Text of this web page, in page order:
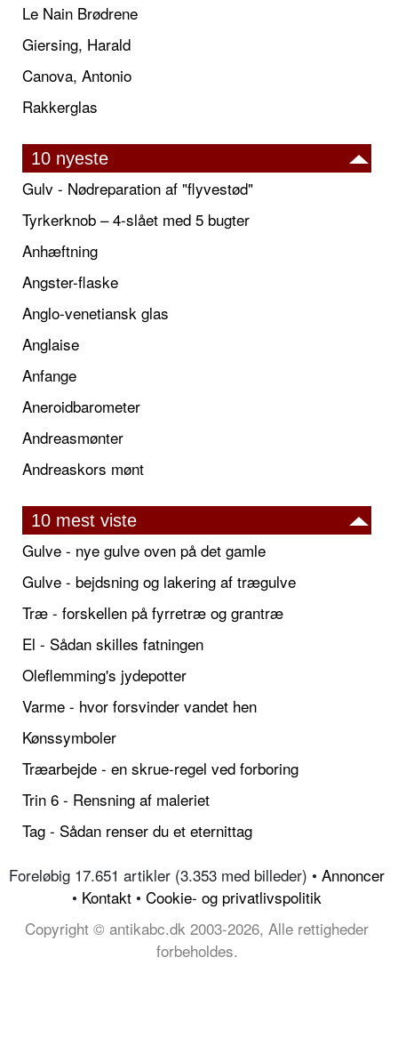
Le Nain Brødrene
Giersing, Harald
Canova, Antonio
Rakkerglas
10 nyeste
Gulv - Nødreparation af "flyvestød"
Tyrkerknob – 4-slået med 5 bugter
Anhæftning
Angster-flaske
Anglo-venetiansk glas
Anglaise
Anfange
Aneroidbarometer
Andreasmønter
Andreaskors mønt
10 mest viste
Gulve - nye gulve oven på det gamle
Gulve - bejdsning og lakering af trægulve
Træ - forskellen på fyrretræ og grantræ
El - Sådan skilles fatningen
Oleflemming's jydepotter
Varme - hvor forsvinder vandet hen
Kønssymboler
Træarbejde - en skrue-regel ved forboring
Trin 6 - Rensning af maleriet
Tag - Sådan renser du et eternittag
Foreløbig 17.651 artikler (3.353 med billeder) • Annoncer
• Kontakt • Cookie- og privatlivspolitik
Copyright © antikabc.dk 2003-2026, Alle rettigheder
forbeholdes.